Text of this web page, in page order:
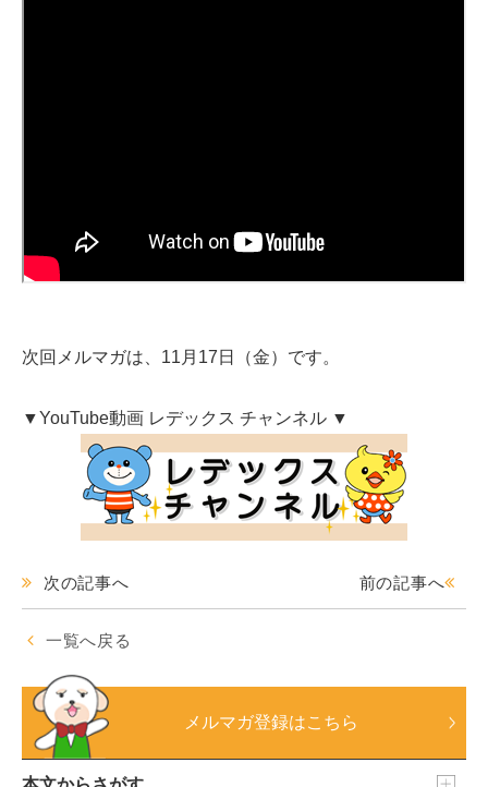
次回メルマガは、11月17日（金）です。
▼YouTube動画 レデックス チャンネル ▼
前の記事へ
次の記事へ
一覧へ戻る
メルマガ登録はこちら